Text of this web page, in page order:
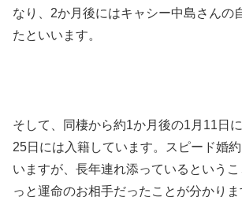
なり、2か月後にはキャシー中島さんの
たといいます。
そして、同棲から約1か月後の1月11日
25日には入籍しています。スピード婚
いますが、長年連れ添っているという
っと運命のお相手だったことが分かりま